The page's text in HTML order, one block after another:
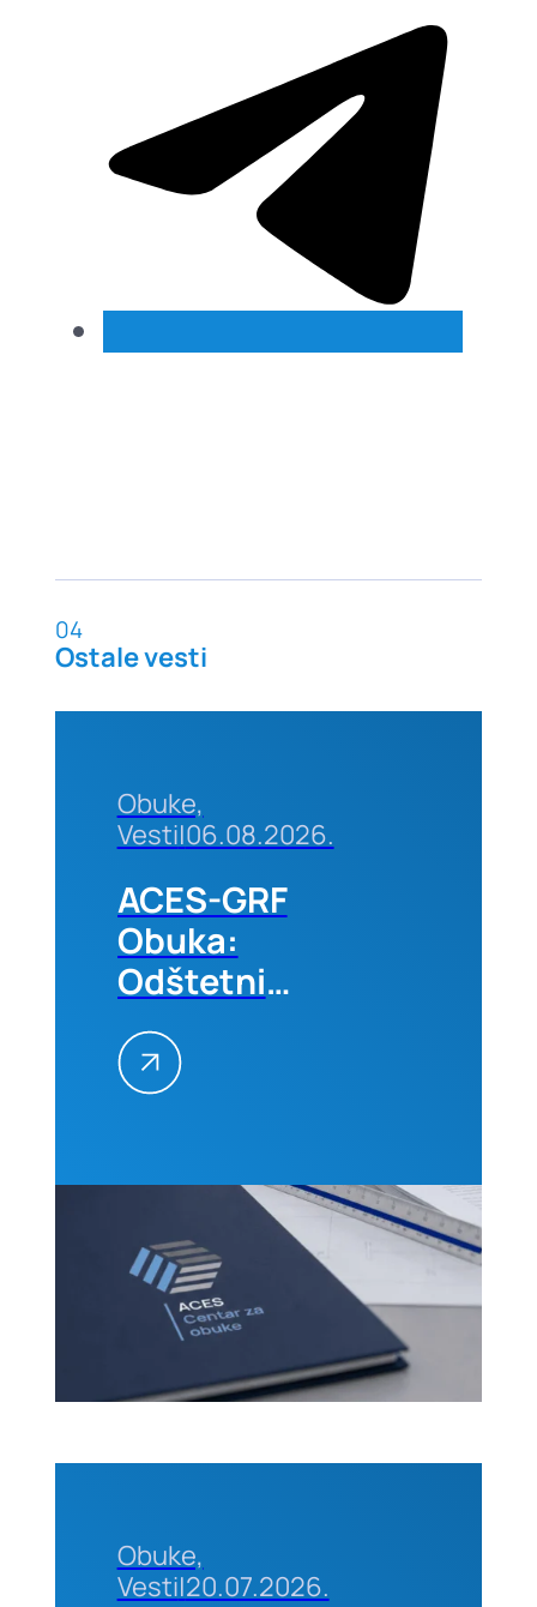
04
Ostale vesti
Obuke,
Vesti|06.08.2026.
ACES-GRF
Obuka:
Odštetni
zahtevi na
građevinskim
projektima
Kvantifikacija
prevencija,
01-02.
septembra
2026. u
Obuke,
Vesti|20.07.2026.